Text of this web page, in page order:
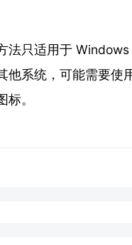
法只适用于 Windows
他系统，可能需要使
。